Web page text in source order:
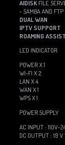
AIDISK FILE
- SAMBA AND
DUAL WAN
IPTV SUPPORT
ROAMING ASSIST
LED INDICATOR
POWER X 1
WI-FI X 2
LAN X 4
WAN X 1
WPS X 1
POWER SUPPLY
AC INPUT :
DC OUTPUT : 19